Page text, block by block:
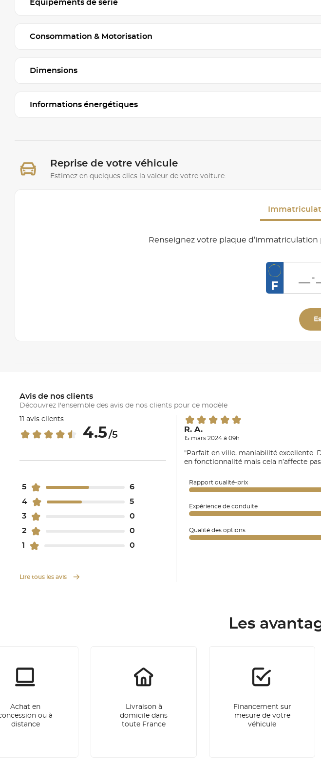
Equipements de série
Consommation & Motorisation
Dimensions
Informations énergétiques
Reprise de votre véhicule
Estimez en quelques clics la valeur de votre voiture.
Renseignez votre plaque
F
Avis de nos clients
Découvrez l'ensemble des avis de nos clients pour ce modèle
11 avis clients
4.5/5
5
6
4
5
3
0
2
0
1
0
Lire tous les avis
R. A.
15 mars 2024 à 09h
"Parfait en ville, maniabilité excellente.
en fonctionnalité mais cela n’affecte
Rapport qualité-prix
Expérience de conduite
Qualité des options
Les
Achat en
ou à
distance
Livraison à
domicile dans
toute France
Financement sur
mesure de votre
véhicule